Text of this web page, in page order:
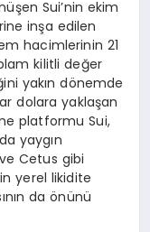
Sui’nin ekim
inşa edilen
hacimlerinin 21
kilitli değer
yakın dönemde
dolara yaklaşan
platformu Sui,
yaygın
ve Cetus gibi
yerel likidite
da önünü